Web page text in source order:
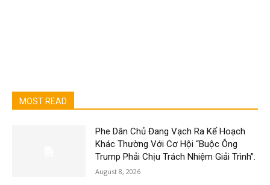
MOST READ
Phe Dân Chủ Đang Vạch Ra Kế Hoạch
Khác Thường Với Cơ Hội “Buộc Ông
Trump Phải Chịu Trách Nhiệm Giải Trình”.
August 8, 2026